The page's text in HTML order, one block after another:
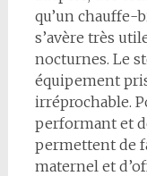
qu’un chauffe-
s’avère très
nocturnes. Le
équipement
irréprochable.
performant et
permettent de
maternel et